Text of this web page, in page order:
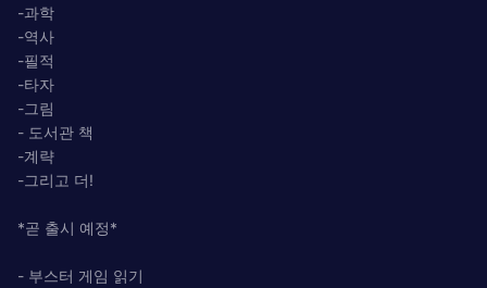
-과학
-역사
-필적
-타자
-그림
- 도서관 책
-계략
-그리고 더!
*곧 출시 예정*
- 부스터 게임 읽기